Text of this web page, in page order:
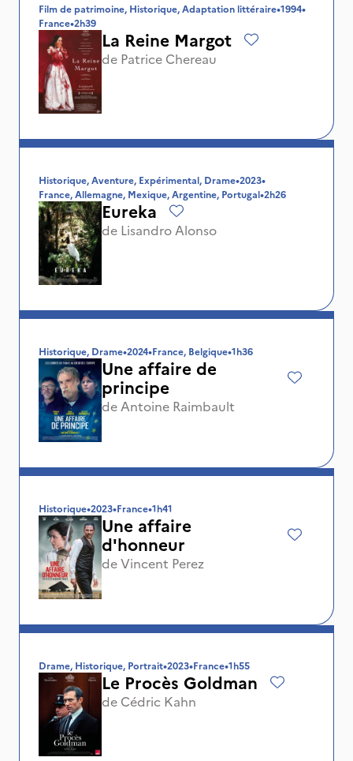
Film de patrimoine, Historique, Adaptation littéraire•1994•
France•2h39
La Reine Margot
de Patrice Chereau
Historique, Aventure, Expérimental, Drame•2023•
France, Allemagne, Mexique, Argentine, Portugal•2h26
Eureka
de Lisandro Alonso
Historique, Drame•2024•France, Belgique•1h36
Une affaire de
principe
de Antoine Raimbault
Historique•2023•France•1h41
Une affaire
d'honneur
deVincent Perez
Drame, Historique, Portrait•2023•France•1h55
Le Procès Goldman
de Cédric Kahn